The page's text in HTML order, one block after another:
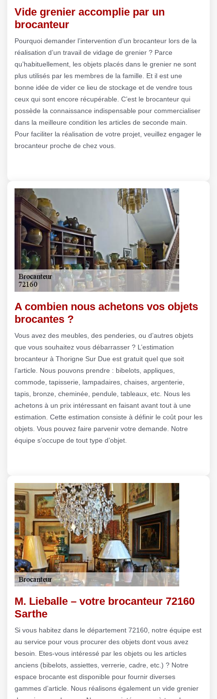
Vide grenier accomplie par un
brocanteur
Pourquoi demander l’intervention d’un brocanteur lors de la
réalisation d’un travail de vidage de grenier ? Parce
qu’habituellement, les objets placés dans le grenier ne sont
plus utilisés par les membres de la famille. Et il est une
bonne idée de vider ce lieu de stockage et de vendre tous
ceux qui sont encore récupérable. C’est le brocanteur qui
possède la connaissance indispensable pour commercialiser
dans la meilleure condition les articles de seconde main.
Pour faciliter la réalisation de votre projet, veuillez engager le
brocanteur proche de chez vous.
A combien nous achetons vos objets
brocantes ?
Vous avez des meubles, des penderies, ou d’autres objets
que vous souhaitez vous débarrasser ? L’estimation
brocanteur à Thorigne Sur Due est gratuit quel que soit
l’article. Nous pouvons prendre : bibelots, appliques,
commode, tapisserie, lampadaires, chaises, argenterie,
tapis, bronze, cheminée, pendule, tableaux, etc. Nous les
achetons à un prix intéressant en faisant avant tout à une
estimation. Cette estimation consiste à définir le coût pour les
objets. Vous pouvez faire parvenir votre demande. Notre
équipe s’occupe de tout type d’objet.
M. Lieballe – votre brocanteur 72160
Sarthe
Si vous habitez dans le département 72160, notre équipe est
au service pour vous procurer des objets dont vous avez
besoin. Etes-vous intéressé par les objets ou les articles
anciens (bibelots, assiettes, verrerie, cadre, etc.) ? Notre
espace brocante est disponible pour fournir diverses
gammes d’article. Nous réalisons également un vide grenier